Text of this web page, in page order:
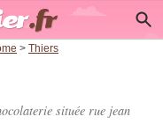
> Thiers
située rue jean